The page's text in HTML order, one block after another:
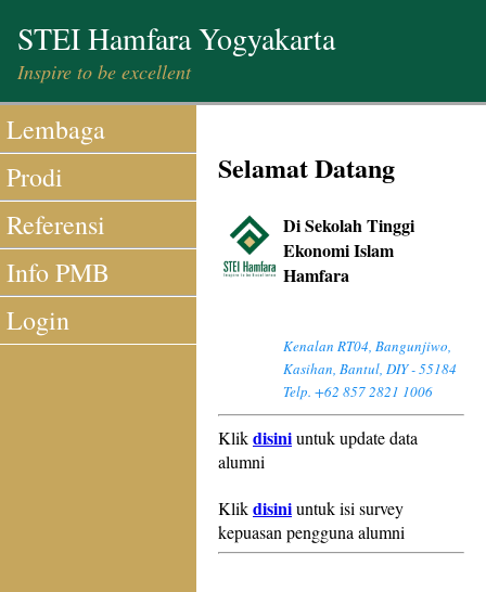
STEI Hamfara Yogyakarta
Inspire to be excellent
Lembaga
Prodi
Referensi
Info PMB
Login
Selamat Datang
Di Sekolah Tinggi
Ekonomi Islam
Hamfara
Kenalan RT04, Bangunjiwo,
Kasihan, Bantul, DIY - 55184
Telp. +62 857 2821 1006
Klikdisiniuntuk update data
alumni
Klikdisiniuntuk isi survey
kepuasan pengguna alumni